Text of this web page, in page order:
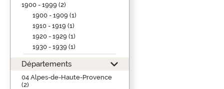
1900 - 1999 (2)
1900 - 1909 (1)
1910 - 1919 (1)
1920 - 1929 (1)
1930 - 1939 (1)
Départements
04 Alpes-de-Haute-Provence
(2)